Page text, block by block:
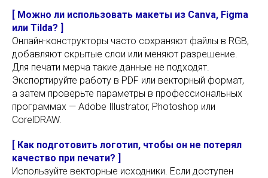
[ Можно ли использовать макеты из Canva, Figma
или Tilda? ]
Онлайн-конструкторы часто сохраняют файлы в RGB,
добавляют скрытые слои или меняют разрешение.
Для печати мерча такие данные не подходят.
Экспортируйте работу в PDF или векторный формат,
а затем проверьте параметры в профессиональных
программах — Adobe Illustrator, Photoshop или
CorelDRAW.
[ Как подготовить логотип, чтобы он не потерял
качество при печати? ]
Используйте векторные исходники. Если доступен
Адрес: Москва, Малая Ордынка, 11
Прием заявок: